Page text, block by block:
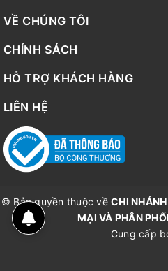
VỀ CHÚNG TÔI
CHÍNH SÁCH
HỖ TRỢ KHÁCH HÀNG
LIÊN HỆ
© Bản quyền thuộc vềCHI
MẠI VÀ PHÂN
Cung cấp